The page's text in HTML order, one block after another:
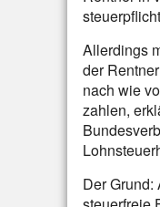
Allerdings
der
nach wie
zahlen,
Der Grund: